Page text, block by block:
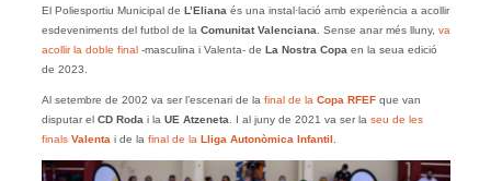
El Poliesportiu Municipal de L’Eliana és una instal·lació amb experiència a acollir
esdeveniments del futbol de la Comunitat Valenciana . Sense anar més lluny, va
acollir la doble final-masculina i Valenta- de La Nostra Copa en la seua edició
de 2023.
Al setembre de 2002 va ser l’escenari de la final de la Copa RFEF que van
disputar el CD Roda i la UE Atzeneta . I al juny de 2021 va ser la seu de les
finals Valenta i de la final de la Lliga Autonòmica Infantil